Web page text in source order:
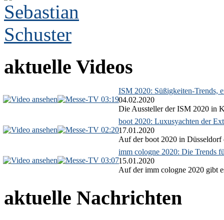
aktuelle Videos
03:19
ISM 2020: Süßigkeiten-Trends,
04.02.2020
Die Aussteller der ISM 2020 in
02:20
boot 2020: Luxusyachten der
17.01.2020
Auf der boot 2020 in Düsseldorf
03:07
imm cologne 2020: Die Trends
15.01.2020
Auf der imm cologne 2020 gibt
aktuelle Nachrichten